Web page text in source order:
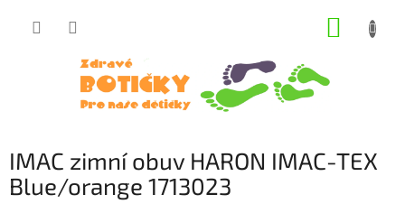
IMAC zimní obuv HARON IMAC-TEX
Blue/orange 1713023